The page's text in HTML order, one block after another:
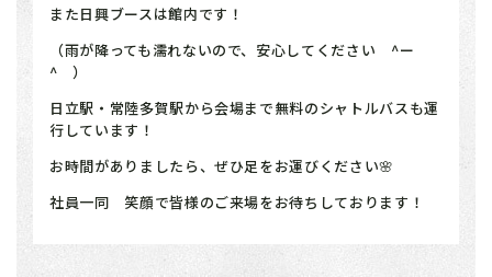
また日興ブースは館内です！
（雨が降っても濡れないので、安心してください ^ー
^ ）
日立駅・常陸多賀駅から会場まで無料のシャトルバスも運
行しています！
お時間がありましたら、ぜひ足をお運びください🌸
社員一同 笑顔で皆様のご来場をお待ちしております！